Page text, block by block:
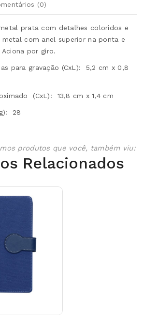
(0)
prata com detalhes coloridos e
metal com anel superior na ponta e
por giro.
para gravação (CxL): 5,2 cm x 0,8
(CxL): 13,8 cm x 1,4 cm
28
produtos que você, também viu:
Relacionados